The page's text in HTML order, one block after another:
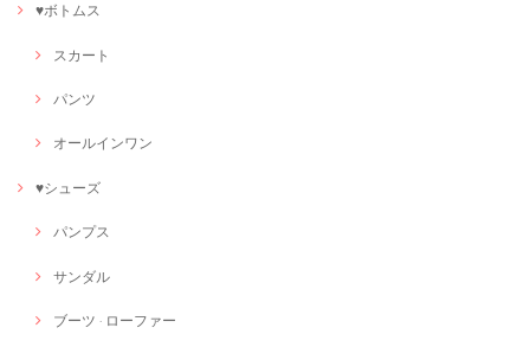
♥ボトムス
スカート
パンツ
オールインワン
♥シューズ
パンプス
サンダル
ブーツ · ローファー